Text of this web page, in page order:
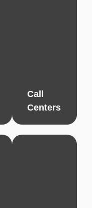
Call
Centers